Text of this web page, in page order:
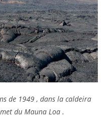
de 1949 , dans la caldeira
du Mauna Loa .